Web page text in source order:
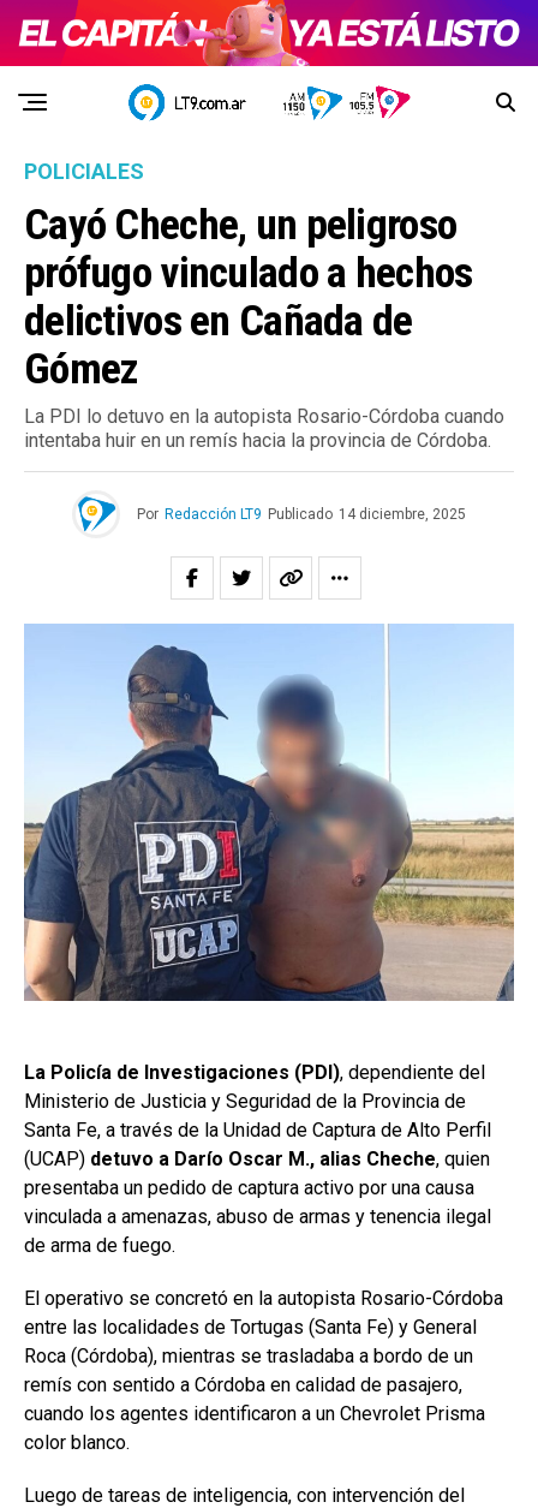
POLICIALES
Cayó Cheche, un peligroso
prófugo vinculado a hechos
delictivos en Cañada de
Gómez
La PDI lo detuvo en la autopista Rosario-Córdoba cuando
intentaba huir en un remís hacia la provincia de Córdoba.
Por Redacción LT9 Publicado 14 diciembre, 2025
La Policía de Investigaciones (PDI), dependiente del
Ministerio de Justicia y Seguridad de la Provincia de
Santa Fe, a través de la Unidad de Captura de Alto Perfil
(UCAP) detuvo a Darío Oscar M., alias Cheche, quien
presentaba un pedido de captura activo por una causa
vinculada a amenazas, abuso de armas y tenencia ilegal
de arma de fuego.
El operativo se concretó en la autopista Rosario-Córdoba
entre las localidades de Tortugas (Santa Fe) y General
Roca (Córdoba), mientras se trasladaba a bordo de un
remís con sentido a Córdoba en calidad de pasajero,
cuando los agentes identificaron a un Chevrolet Prisma
color blanco.
Luego de tareas de inteligencia, con intervención del